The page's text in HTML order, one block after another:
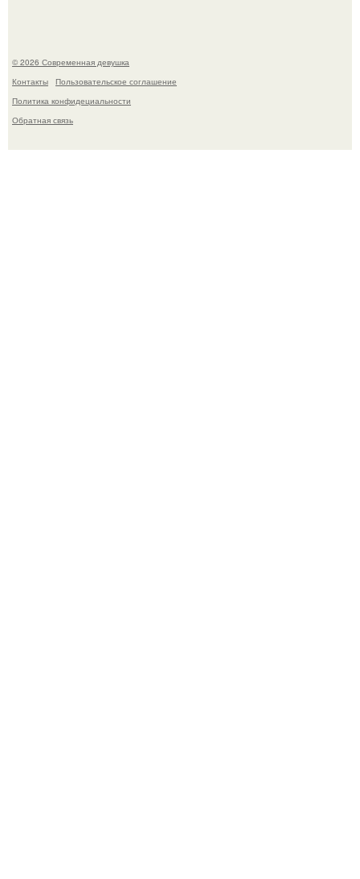
© 2026 Современная девушка
Контакты
Пользовательское соглашение
Политика конфидециальности
Обратная связь